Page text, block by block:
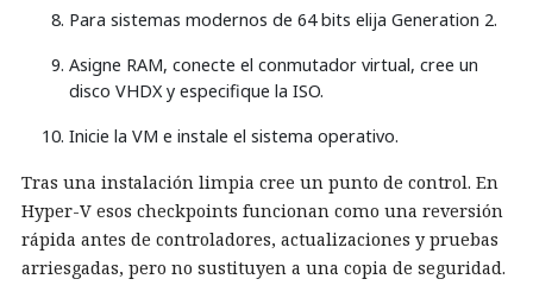
Para sistemas modernos de 64 bits elija Generation 2.
Asigne RAM, conecte el conmutador virtual, cree un
disco VHDX y especifique la ISO.
Inicie la VM e instale el sistema operativo.
Tras una instalación limpia cree un punto de control. En
Hyper-V esos checkpoints funcionan como una reversión
rápida antes de controladores, actualizaciones y pruebas
arriesgadas, pero no sustituyen a una copia de seguridad.